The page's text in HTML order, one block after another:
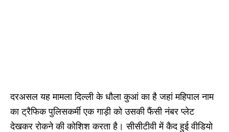
दरअसल यह मामला दिल्ली के धौला कुआं का है जहां महिपाल नाम
का ट्रैफिक पुलिसकर्मी एक गाड़ी को उसकी फैंसी नंबर प्लेट
देखकर रोकने की कोशिश करता है। सीसीटीवी में कैद हुई वीडियो